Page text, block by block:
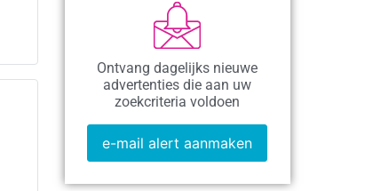
Ontvang dagelijks nieuwe
advertenties die aan uw
zoekcriteria voldoen
e-mail alert aanmaken